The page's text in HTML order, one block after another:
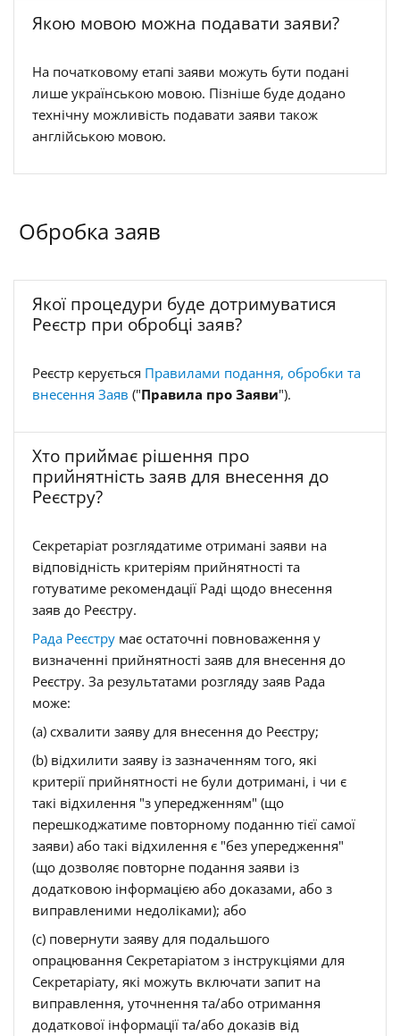
Якою мовою можна подавати заяви?
На початковому етапі заяви можуть бути подані
лише українською мовою. Пізніше буде додано
технічну можливість подавати заяви також
англійською мовою.
Обробка заяв
Якої процедури буде дотримуватися
Реєстр при обробці заяв?
Реєстр керується Правилами подання, обробки та
внесення Заяв ("Правила про Заяви").
Хто приймає рішення про
прийнятність заяв для внесення до
Реєстру?
Секретаріат розглядатиме отримані заяви на
відповідність критеріям прийнятності та
готуватиме рекомендації Раді щодо внесення
заяв до Реєстру.
Рада Реєстру має остаточні повноваження у
визначенні прийнятності заяв для внесення до
Реєстру. За результатами розгляду заяв Рада
може:
(a) схвалити заяву для внесення до Реєстру;
(b) відхилити заяву із зазначенням того, які
критерії прийнятності не були дотримані, і чи є
такі відхилення "з упередженням" (що
перешкоджатиме повторному поданню тієї самої
заяви) або такі відхилення є "без упередження"
(що дозволяє повторне подання заяви із
додатковою інформацією або доказами, або з
виправленими недоліками); або
(c) повернути заяву для подальшого
опрацювання Секретаріатом з інструкціями для
Секретаріату, які можуть включати запит на
виправлення, уточнення та/або отримання
додаткової інформації та/або доказів від